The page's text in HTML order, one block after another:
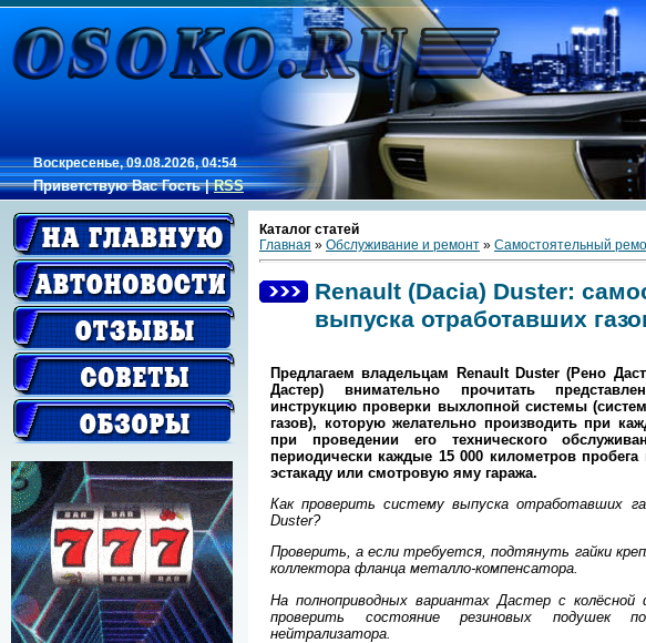
Воскресенье, 09.08.2026, 04:54
Приветствую Вас Гость|RSS
Каталог статей
Главная » Обслуживание и ремонт » Самостоятельный
Renault (Dacia) Duster:
выпуска отработавших
Предлагаем владельцам Renault Duster (Рено
Дастер) внимательно прочитать
инструкцию проверки выхлопной системы
газов), которую желательно производить при
при проведении его технического
периодически каждые 15 000 километров
эстакаду или смотровую яму гаража.
Как проверить систему выпуска отработавших
Duster?
Проверить, а если требуется, подтянуть гайки
коллектора фланца металло-компенсатора.
На полноприводных вариантах Дастер с колёсной
проверить состояние резиновых подушек
нейтрализатора.